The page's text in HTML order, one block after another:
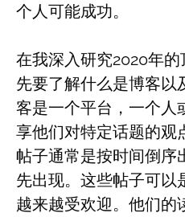
个人可能成功。
在我深入研究2020年
先要了解什么是博客以
客是一个平台，一个人
享他们对特定话题的观
帖子通常是按时间倒序
先出现。这些帖子可以
越来越受欢迎。他们的